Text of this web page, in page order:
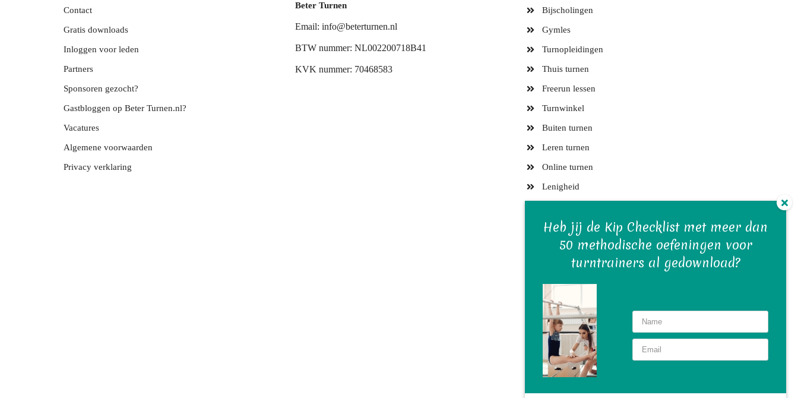
Contact
Gratis downloads
Inloggen voor leden
Partners
Sponsoren gezocht?
Gastbloggen op Beter Turnen.nl?
Vacatures
Algemene voorwaarden
Privacy verklaring
Beter Turnen
Email: info@beterturnen.nl
BTW nummer: NL002200718B41
KVK nummer: 70468583
Bijscholingen
Gymles
Turnopleidingen
Thuis turnen
Freerun lessen
Turnwinkel
Buiten turnen
Leren turnen
Online turnen
Lenigheid
Turnelementen
Kleuterlessen
Juryleden
Turnblessures
Turntrainers
Gymvereniging en bestuur
Turnwedstrijden
Turn(st)ers
Heb jij de Kip Checklist met meer dan
50 methodische oefeningen voor
turntrainers al gedownload?